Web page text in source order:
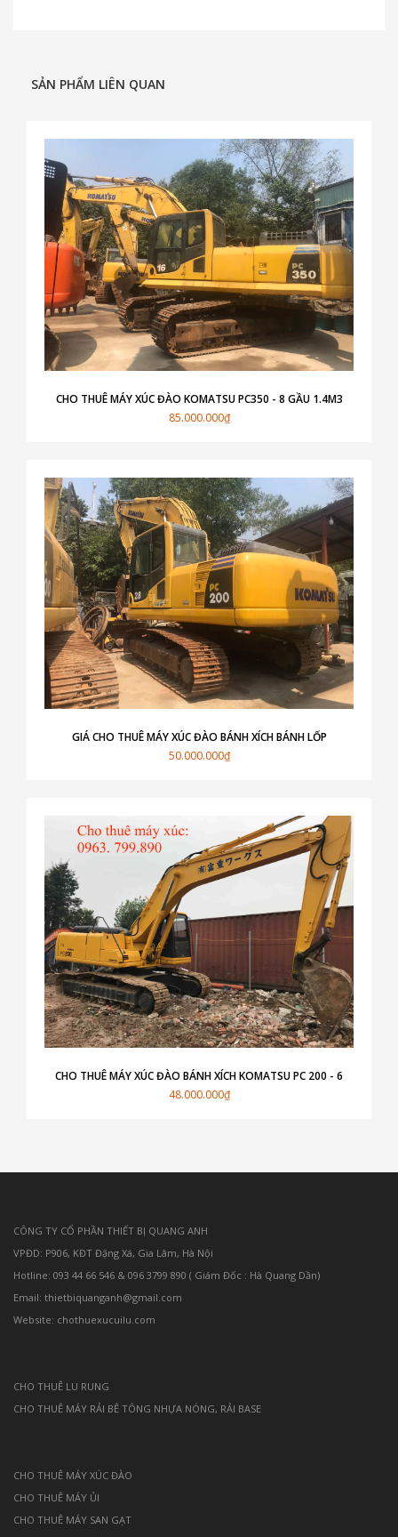
SẢN PHẨM LIÊN QUAN
CHO THUÊ MÁY XÚC ĐÀO KOMATSU PC350 - 8 GẦU 1.4M3
85.000.000₫
GIÁ CHO THUÊ MÁY XÚC ĐÀO BÁNH XÍCH BÁNH LỐP
50.000.000₫
CHO THUÊ MÁY XÚC ĐÀO BÁNH XÍCH KOMATSU PC 200 - 6
48.000.000₫
CÔNG TY CỔ PHẦN THIẾT BỊ QUANG ANH
VPĐD: P906, KĐT Đặng Xá, Gia Lâm, Hà Nội
Hotline: 093 44 66 546 & 096 3799 890 ( Giám Đốc : Hà Quang Dần)
Email: thietbiquanganh@gmail.com
Website: chothuexucuilu.com
CHO THUÊ LU RUNG
CHO THUÊ MÁY RẢI BÊ TÔNG NHỰA NÓNG, RẢI BASE
CHO THUÊ MÁY XÚC ĐÀO
CHO THUÊ MÁY ỦI
CHO THUÊ MÁY SAN GẠT